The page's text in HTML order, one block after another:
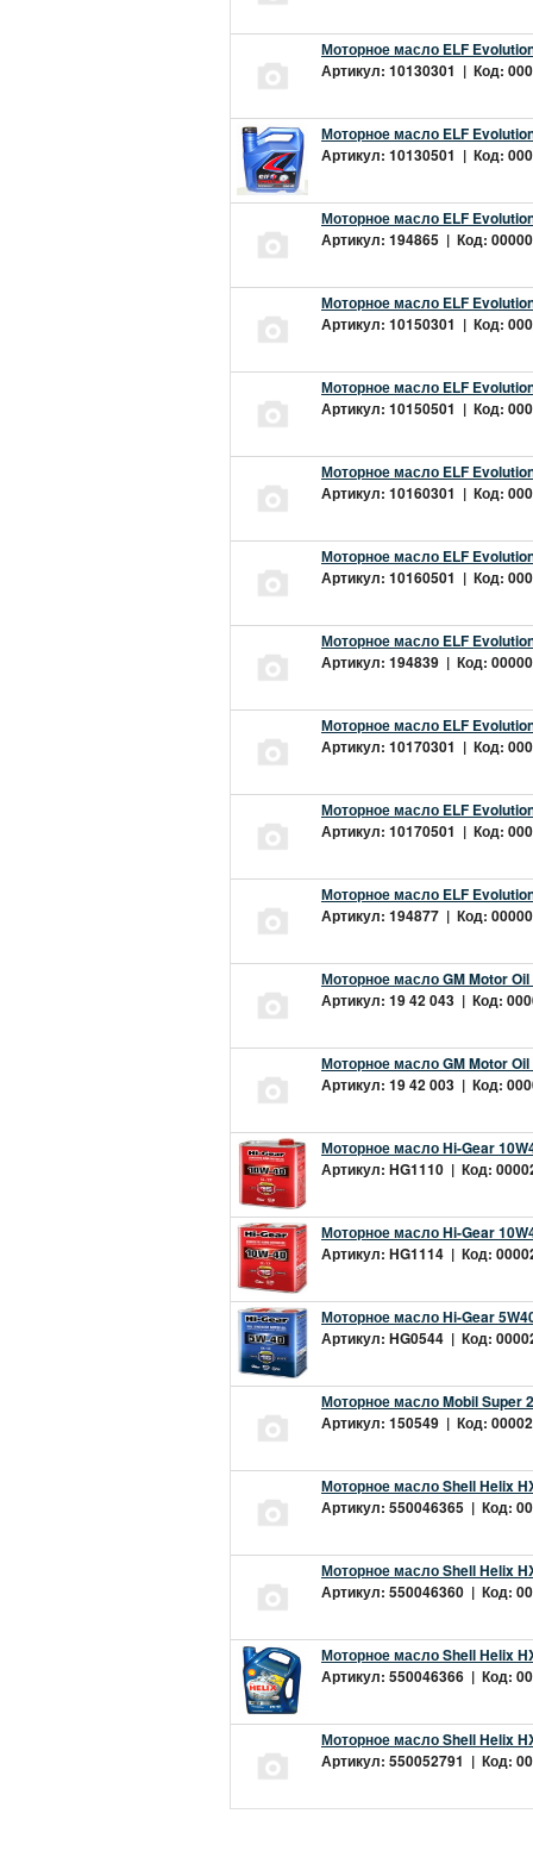
Моторное масло ELF
Артикул: 10130301 | Код:
Моторное масло ELF
Артикул: 10130501 | Код:
Моторное масло ELF
Артикул: 194865 | Код:
Моторное масло ELF
Артикул: 10150301 | Код:
Моторное масло ELF
Артикул: 10150501 | Код:
Моторное масло ELF
Артикул: 10160301 | Код:
Моторное масло ELF
Артикул: 10160501 | Код:
Моторное масло ELF
Артикул: 194839 | Код:
Моторное масло ELF
Артикул: 10170301 | Код:
Моторное масло ELF
Артикул: 10170501 | Код:
Моторное масло ELF
Артикул: 194877 | Код:
Моторное масло GM Motor Oil
Артикул: 19 42 043 | Код:
Моторное масло GM Motor
Артикул: 19 42 003 | Код:
Моторное масло Hi-Gear
Артикул: HG1110 | Код:
Моторное масло Hi-Gear
Артикул: HG1114 | Код:
Моторное масло Hi-Gear
Артикул: HG0544 | Код:
Моторное масло Mobil Super
Артикул: 150549 | Код:
Моторное масло Shell Helix
Артикул: 550046365 | Код:
Моторное масло Shell Helix
Артикул: 550046360 | Код:
Моторное масло Shell Helix
Артикул: 550046366 | Код:
Моторное масло Shell Helix
Артикул: 550052791 | Код: